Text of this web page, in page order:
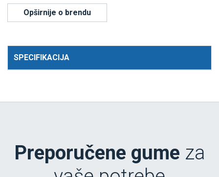
Opširnije o brendu
SPECIFIKACIJA
Preporučene gume za